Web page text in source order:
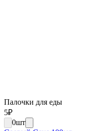
Палочки для еды
5₽
0шт